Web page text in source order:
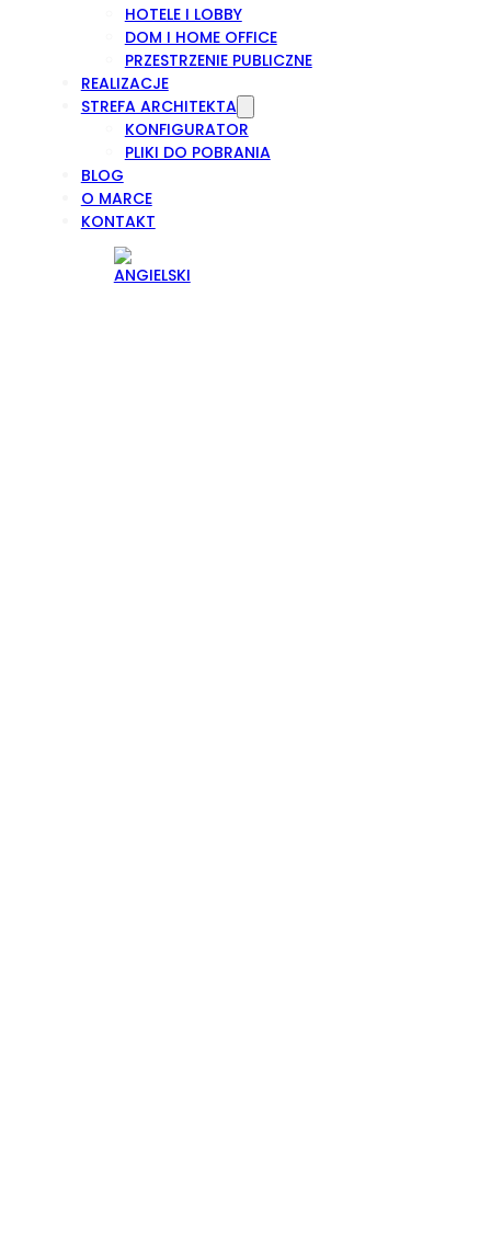
HOTELE I LOBBY
DOM I HOME OFFICE
PRZESTRZENIE PUBLICZNE
REALIZACJE
STREFA ARCHITEKTA
KONFIGURATOR
PLIKI DO POBRANIA
BLOG
O MARCE
KONTAKT